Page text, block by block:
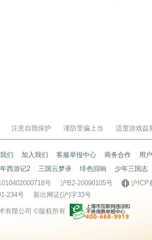
注意自我保护 谨防受骗上当 适度游戏益
们 加入我们 客服举报中心 商务合作
用
西游记2 三国云梦录 绯色回响
少年三国志
号
沪B2-20090105号
沪ICP
234号
新出网证(沪)字33号
有限公司 ©版权所有